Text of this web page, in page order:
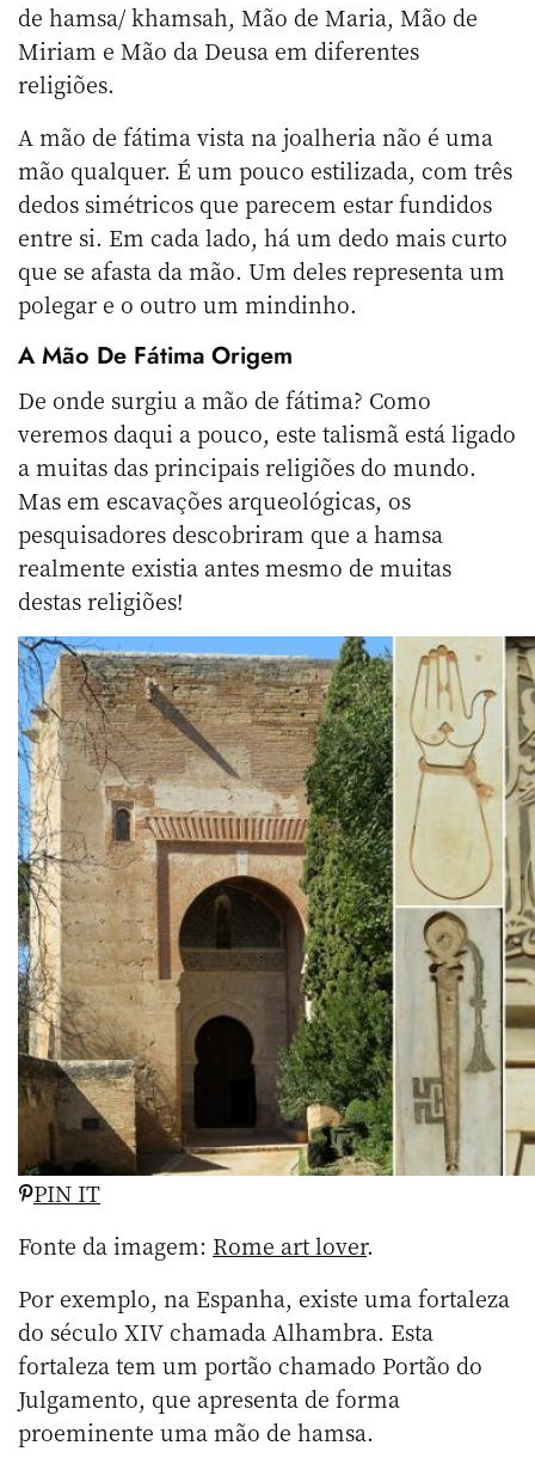
de hamsa/ khamsah, Mão de Maria, Mão de
Miriam e Mão da Deusa em diferentes
religiões.
A mão de fátima vista na joalheria não é uma
mão qualquer. É um pouco estilizada, com três
dedos simétricos que parecem estar fundidos
entre si. Em cada lado, há um dedo mais curto
que se afasta da mão. Um deles representa um
polegar e o outro um mindinho.
A Mão De Fátima Origem
De onde surgiu a mão de fátima? Como
veremos daqui a pouco, este talismã está ligado
a muitas das principais religiões do mundo.
Mas em escavações arqueológicas, os
pesquisadores descobriram que a hamsa
realmente existia antes mesmo de muitas
destas religiões!
PIN IT
Fonte da imagem: Rome art lover.
Por exemplo, na Espanha, existe uma fortaleza
do século XIV chamada Alhambra. Esta
fortaleza tem um portão chamado Portão do
Julgamento, que apresenta de forma
proeminente uma mão de hamsa.